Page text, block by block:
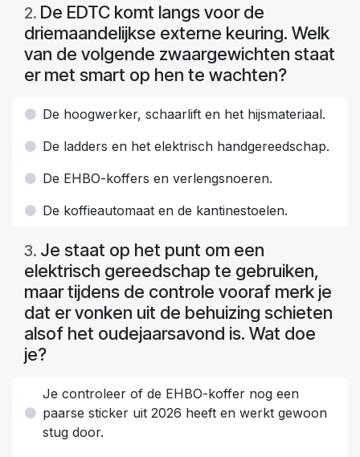
2. De EDTC komt langs voor de
driemaandelijkse externe keuring. Welk
van de volgende zwaargewichten staat
er met smart op hen te wachten?
De hoogwerker, schaarlift en het hijsmateriaal.
De ladders en het elektrisch handgereedschap.
De EHBO-koffers en verlengsnoeren.
De koffieautomaat en de kantinestoelen.
3. Je staat op het punt om een
elektrisch gereedschap te gebruiken,
maar tijdens de controle vooraf merk je
dat er vonken uit de behuizing schieten
alsof het oudejaarsavond is. Wat doe
je?
Je controleer of de EHBO-koffer nog een
paarse sticker uit 2026 heeft en werkt gewoon
stug door.